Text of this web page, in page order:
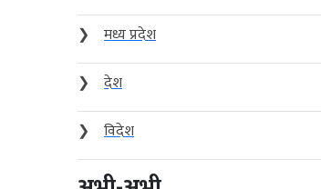
❯
मध्य प्रदेश
❯
देश
❯
विदेश